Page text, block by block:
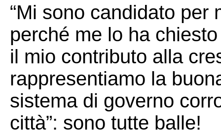
“Mi sono candidato per
perché me lo ha
il mio contributo alla
rappresentiamo la
sistema di governo
città”: sono tutte balle!